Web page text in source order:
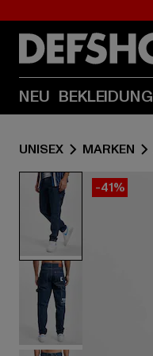
NEU BEKLEIDUNG
UNISEX MARKEN
-41%